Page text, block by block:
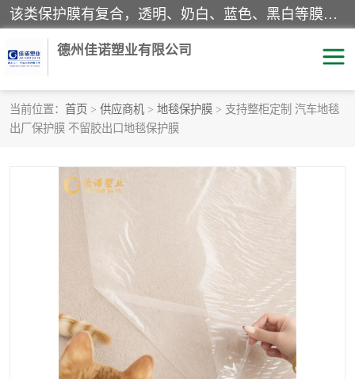
该类保护膜有复合，透明、奶白、蓝色、黑白等膜型。特高粘，高粘，中高粘，中粘，中低粘，低粘等。对于不同的粘力要求有相应的产品相适配。无胶渍残留污染。在较宽的收卷幅度下平整无皱纹，收卷长度大，利于机械化及自动化施工粘贴。为您的产品提供的表面保护解决方案。 产品广泛适用于：铝材、不锈钢、金属、塑料、电子、家电、家具、玻璃、化工材料、装饰材料等。
德州佳诺塑业有限公司
当前位置： 首页 > 供应商机 > 地毯保护膜 > 支持整柜定制 汽车地毯
出厂保护膜 不留胶出口地毯保护膜
pe保护膜
地毯保护膜 家具保护膜
透明保护膜
乳白保护膜
纯黑保护膜
印字保护膜 彩钢板保护膜
不绣钢板保护膜 两边上胶保护膜